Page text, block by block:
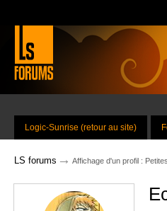
Logic-Sunrise (retour au site)
LS forums → Affichage d'un profil :